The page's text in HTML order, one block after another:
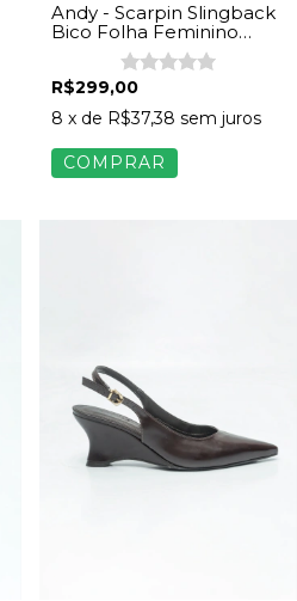
Andy - Scarpin Slingback
Bico Folha Feminino
Napa Off White
R$299,00
8 x de R$37,38 sem juros
COMPRAR